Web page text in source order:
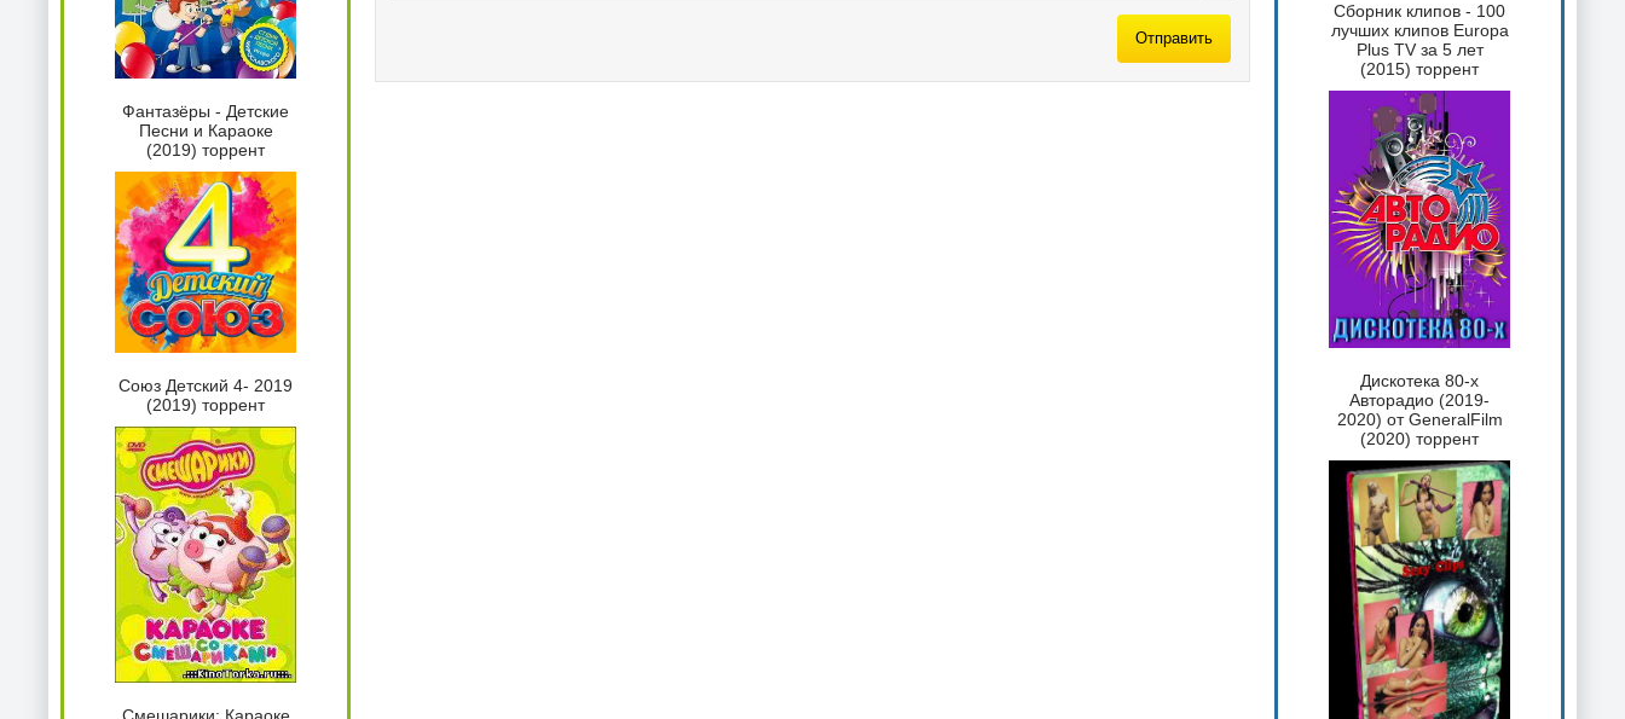
Отправить
Фантазёры - Детские
Песни и Караоке
(2019) торрент
Союз Детский 4- 2019
(2019) торрент
Сборник клипов - 100
лучших клипов Europa
Plus TV за 5 лет
(2015) торрент
Дискотека 80-х
Авторадио (2019-
2020) от GeneralFilm
(2020) торрент